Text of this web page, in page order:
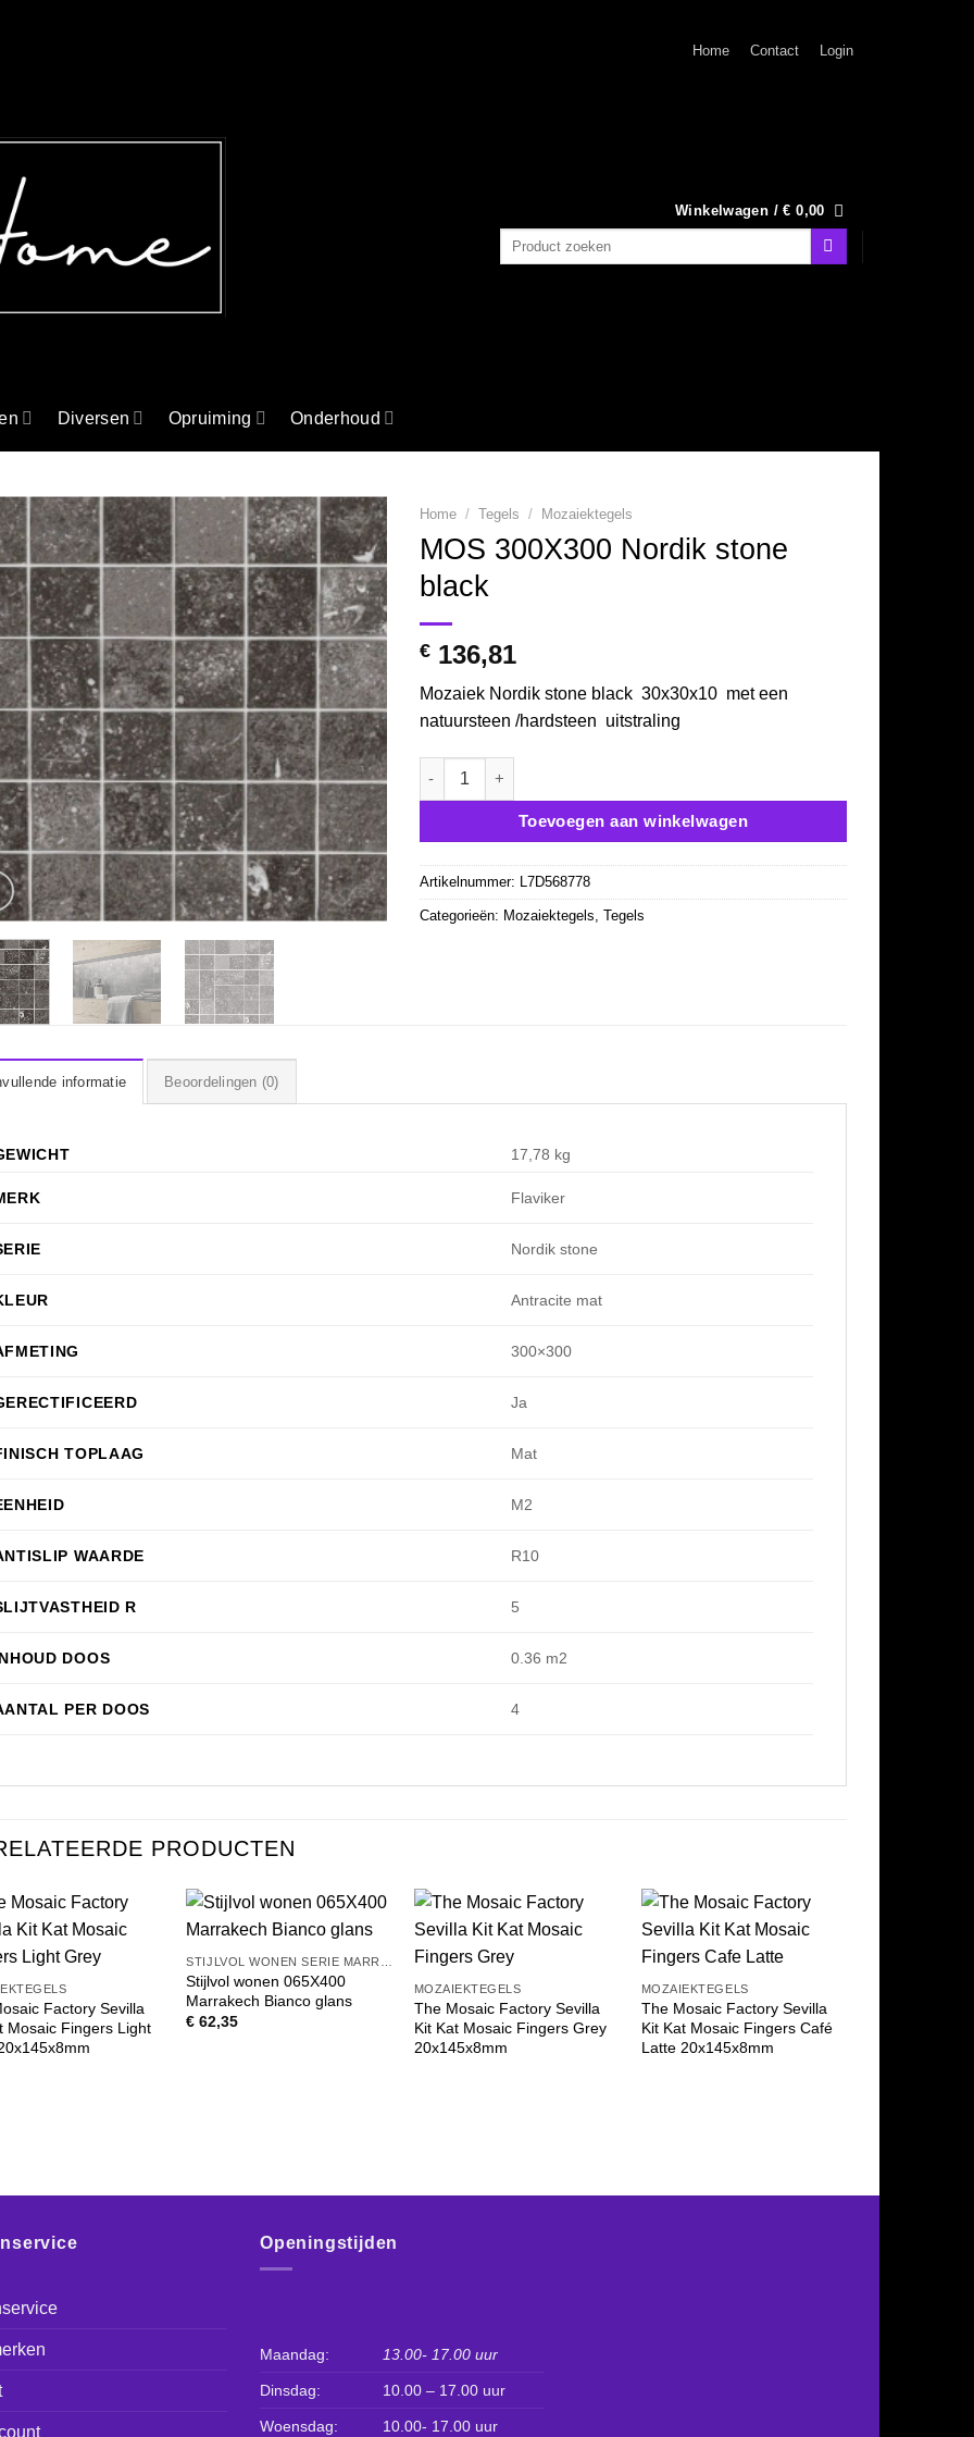
Home Contact Login
Winkelwagen /€ 0,00
Zoeken
Diversen Opruiming Onderhoud
Home / Tegels / Mozaiektegels
MOS 300X300 Nordik stone
black
€136,81
Mozaiek Nordik stone black 30x30x10 met een
natuursteen /hardsteen uitstraling
MOS 300X300 Nordik stone black aantal
Toevoegen aan winkelwagen
Artikelnummer: L7D568778
Categorieën: Mozaiektegels Tegels
informatie Beoordelingen (0)
17,78 kg
Flaviker
Nordik stone
Antracite mat
300×300
Ja
TOPLAAG Mat
M2
WAARDE R10
R 5
DOOS 0.36 m2
PER DOOS 4
PRODUCTEN
Factory Sevilla
Mosaic Fingers Light
Stijlvol wonen 065X400
Marrakech Bianco glans
€ 62,35
MOZAIEKTEGELS
The Mosaic Factory Sevilla
Kit Kat Mosaic Fingers Grey
20x145x8mm
MOZAIEKTEGELS
The Mosaic Factory Sevilla
Kit Kat Mosaic Fingers Café
Latte 20x145x8mm
Openingstijden
Maandag: 13.00- 17.00 uur
Dinsdag: 10.00 – 17.00 uur
Woensdag: 10.00- 17.00 uur